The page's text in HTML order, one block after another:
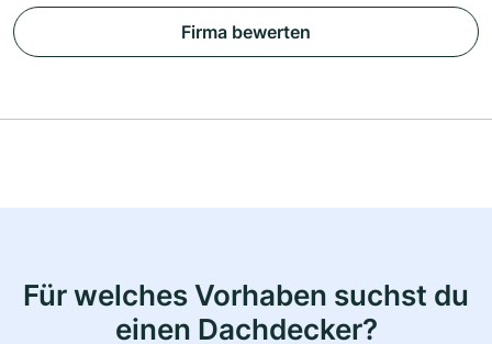
Firma bewerten
Für welches Vorhaben suchst du
einen Dachdecker?